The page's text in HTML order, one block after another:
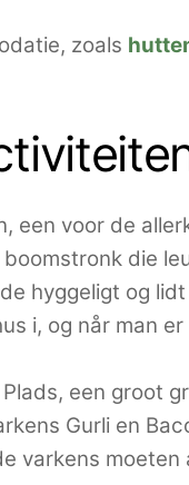
zoals
een voor de
die
hyggeligt og
i, og når man
een groot
Gurli en
varkens